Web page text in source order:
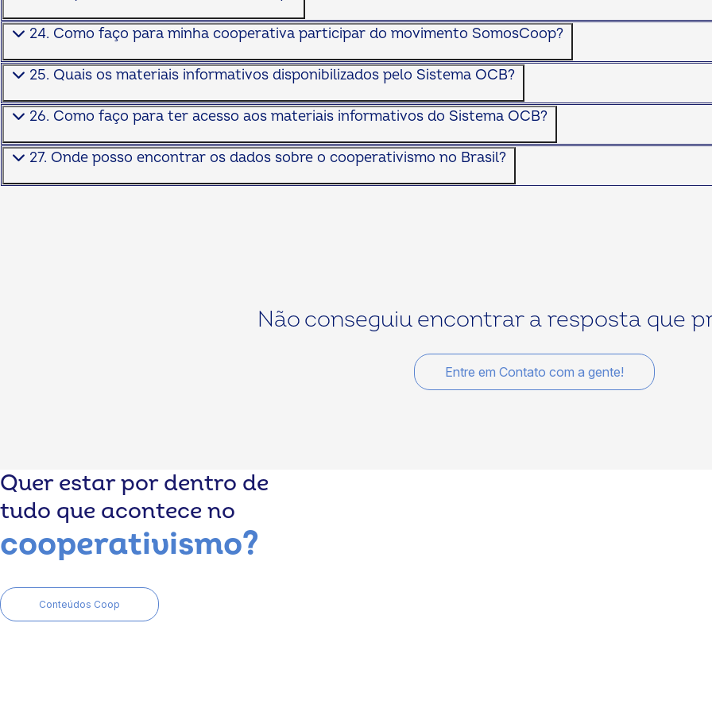
24. Como faço para minha cooperativa participar do movimento SomosCoop?
25. Quais os materiais informativos disponibilizados pelo Sistema OCB?
26. Como faço para ter acesso aos materiais informativos do Sistema OCB?
27. Onde posso encontrar os dados sobre o cooperativismo no Brasil?
Não conseguiu encontrar a resposta que
Entre em Contato com a gente!
Quer estar por dentro de
tudo que acontece no
cooperativismo?
Conteúdos Coop